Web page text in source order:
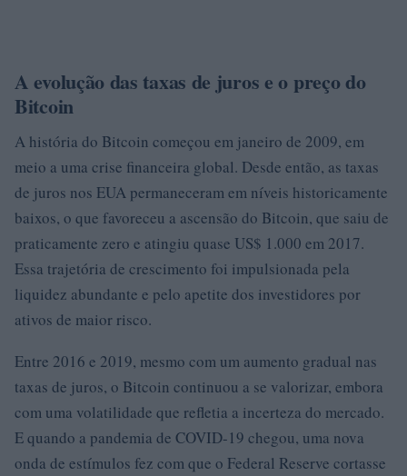
A evolução das taxas de juros e o preço do
Bitcoin
A história do Bitcoin começou em janeiro de 2009, em
meio a uma crise financeira global. Desde então, as taxas
de juros nos EUA permaneceram em níveis historicamente
baixos, o que favoreceu a ascensão do Bitcoin, que saiu de
praticamente zero e atingiu quase US$ 1.000 em 2017.
Essa trajetória de crescimento foi impulsionada pela
liquidez abundante e pelo apetite dos investidores por
ativos de maior risco.
Entre 2016 e 2019, mesmo com um aumento gradual nas
taxas de juros, o Bitcoin continuou a se valorizar, embora
com uma volatilidade que refletia a incerteza do mercado.
E quando a pandemia de COVID-19 chegou, uma nova
onda de estímulos fez com que o Federal Reserve cortasse